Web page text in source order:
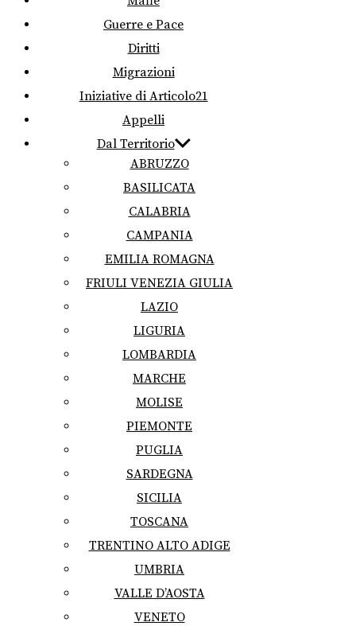
Guerre e Pace
Diritti
Migrazioni
Iniziative di Articolo21
Appelli
Dal Territorio
ABRUZZO
BASILICATA
CALABRIA
CAMPANIA
EMILIA ROMAGNA
FRIULI VENEZIA GIULIA
LAZIO
LIGURIA
LOMBARDIA
MARCHE
MOLISE
PIEMONTE
PUGLIA
SARDEGNA
SICILIA
TOSCANA
TRENTINO ALTO ADIGE
UMBRIA
VALLE D’AOSTA
VENETO